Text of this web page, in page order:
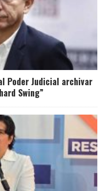
Poder Judicial archivar
Swing”